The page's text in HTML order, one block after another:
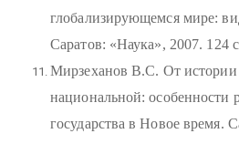
глобализирующемся мире:
Саратов: «Наука», 2007. 124
Мирзеханов В.С. От истории
национальной: особенности
государства в Новое время.